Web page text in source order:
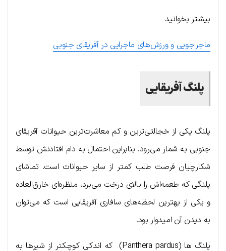
بیشتر بخوانید
ماجراجویی و ورزش‌های ماجرایی در آفریقای جنوبی
پلنگ آفریقایی
پلنگ یکی از خجالتی‌ترین و کم معاشرت‌ترین حیوانات آفریقای
جنوبی به شمار می‌‎رود. بنابراین احتمال به دام افتادنش توسط
شکارچیان فرصت طلب کمتر از سایر حیوانات است. تماشای
پلنگی که طعمه‌اش را بالای درخت می‌برد، منظره‌ای خارق‌العاده
و یکی از بهترین لحظه‌های سافاری آفریقایی است که می‌توان
به دیدن آن امیدوار بود.
پلنگ ها (Panthera pardus) که اندکی کوچکتر از شیرها به